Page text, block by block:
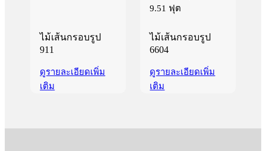
ไม้เส้นกรอบรูป
911
ดูรายละเอียดเพิ่ม
เติม
9.51 ฟุต
ไม้เส้นกรอบรูป
6604
ดูรายละเอียดเพิ่ม
เติม